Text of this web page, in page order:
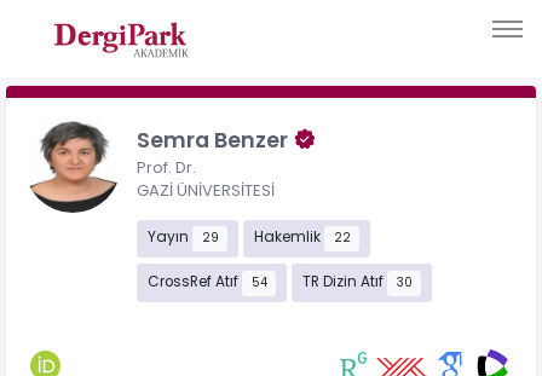
Semra Benzer
Prof. Dr.
GAZİ ÜNİVERSİTESİ
Yayın 29 Hakemlik 22
CrossRef Atıf 54 TR Dizin Atıf 30